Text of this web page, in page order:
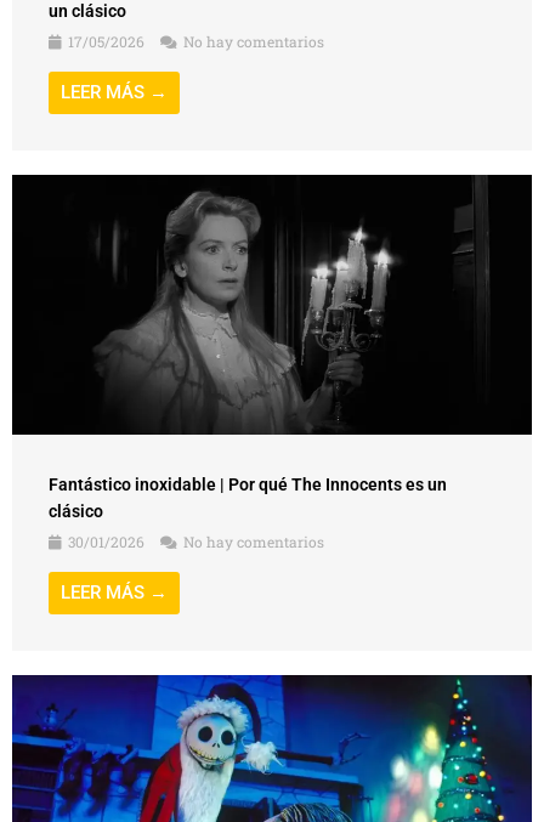
un clásico
17/05/2026
No hay comentarios
LEER MÁS →
Fantástico inoxidable | Por qué The Innocents es un
clásico
30/01/2026
No hay comentarios
LEER MÁS →